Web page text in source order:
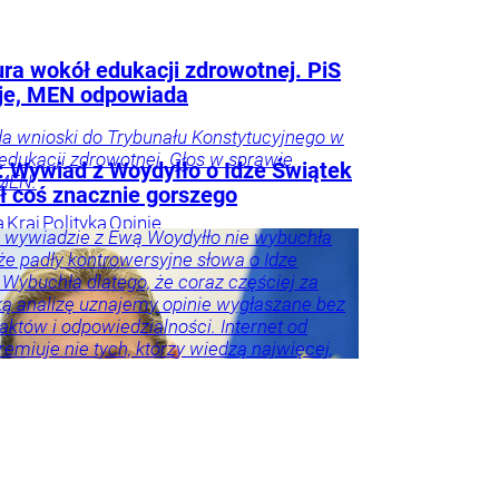
wokół edukacji zdrowotnej. PiS
MEN odpowiada
wnioski do Trybunału Konstytucyjnego w
zdrowotnej. Głos w sprawie
Kraj Polityka Opinie
Wywiad z Woydyłło o Idze Świątek
coś znacznie gorszego
z Ewą Woydyłło nie wybuchła
padły kontrowersyjne słowa o Idze
dlatego, że coraz częściej za
analizę uznajemy opinie wygłaszane bez
i odpowiedzialności. Internet od
nie tych, którzy wiedzą najwięcej,